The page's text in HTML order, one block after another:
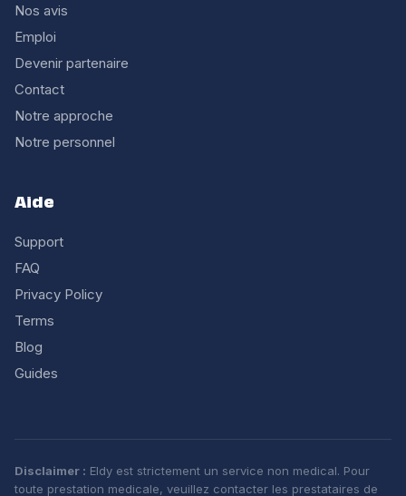
Nos avis
Emploi
Devenir partenaire
Contact
Notre approche
Notre personnel
Aide
Support
FAQ
Privacy Policy
Terms
Blog
Guides
Disclaimer : Eldy est strictement un service non medical. Pour
toute prestation medicale, veuillez contacter les prestataires de